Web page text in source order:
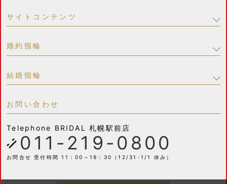
サイトコンテンツ
婚約指輪
結婚指輪
お問い合わせ
Telephone BRIDAL 札幌駅前店
011-219-0800
お問合せ 受付時間 11：00～19：30（12/31･1/1 休み）